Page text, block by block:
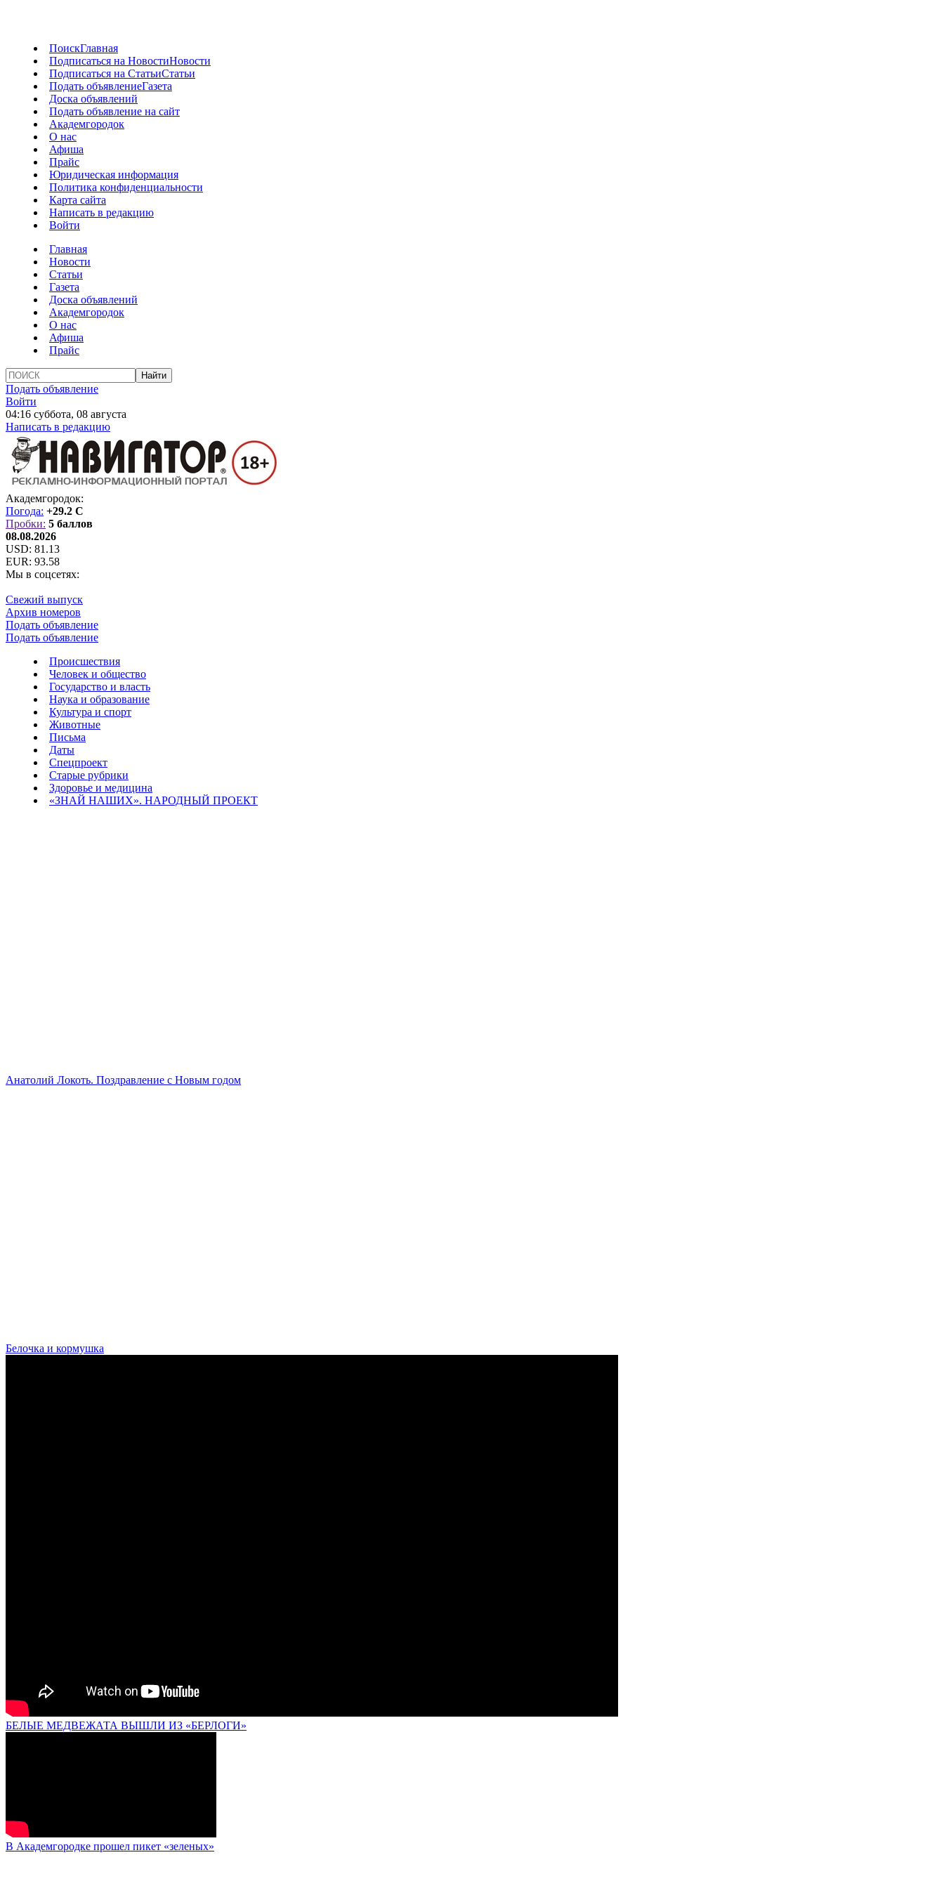
ПоискГлавная
Подписаться на НовостиНовости
Подписаться на СтатьиСтатьи
Подать объявлениеГазета
Доска объявлений
Подать объявление на сайт
Академгородок
О нас
Афиша
Прайс
Юридическая информация
Политика конфиденциальности
Карта сайта
Написать в редакцию
Войти
Главная
Новости
Статьи
Газета
Доска объявлений
Академгородок
О нас
Афиша
Прайс
Подать объявление
Войти
04:16 суббота, 08 августа
Написать в редакцию
Академгородок:
Погода: +29.2 C
Пробки: 5 баллов
08.08.2026
USD: 81.13
EUR: 93.58
Мы в соцсетях:
Свежий выпуск
Архив номеров
Подать объявление
Подать объявление
Происшествия
Человек и общество
Государство и власть
Наука и образование
Культура и спорт
Животные
Письма
Даты
Спецпроект
Старые рубрики
Здоровье и медицина
«ЗНАЙ НАШИХ». НАРОДНЫЙ ПРОЕКТ
Анатолий Локоть. Поздравление с Новым годом
Белочка и кормушка
БЕЛЫЕ МЕДВЕЖАТА ВЫШЛИ ИЗ «БЕРЛОГИ»
В Академгородке прошел пикет «зеленых»